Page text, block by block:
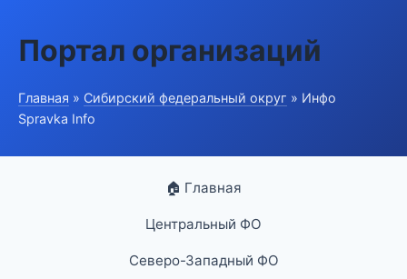
Портал организаций
Главная » Сибирский федеральный округ » Инфо
Spravka Info
🏠 Главная
Центральный ФО
Северо-Западный ФО